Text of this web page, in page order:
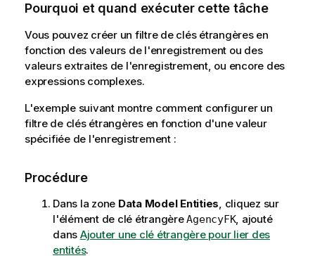
a
b
i
l
i
t
y
-
n
e
Pourquoi et quand exécuter cette tâche
Vous pouvez créer un filtre de clés étrangères en
fonction des valeurs de l'enregistrement ou des
valeurs extraites de l'enregistrement, ou encore des
expressions complexes.
L'exemple suivant montre comment configurer un
filtre de clés étrangères en fonction d'une valeur
spécifiée de l'enregistrement :
Procédure
Dans la zone Data Model Entities, cliquez sur
l'élément de clé étrangèreAgencyFK, ajouté
dans Ajouter une clé étrangère pour lier des
entités.